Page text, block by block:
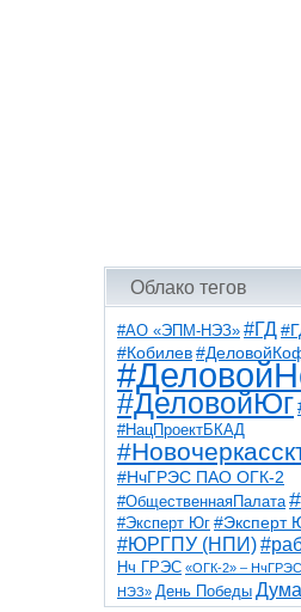
Облако тегов
#АО «ЭПМ-НЭЗ» #ГД
#Кобилев
#ДеловойЮг
#НацПроектБКАД
#НчГРЭС ПАО ОГК-2
#ОбщественнаяПалата
#Эксперт Юг #Эксперт
#ЮРГПУ (НПИ)
Нч ГРЭС «ОГК-2» – НчГРЭС
НЭЗ» День Победы Дума